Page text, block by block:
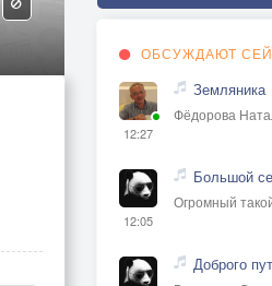
ОБСУЖДАЮТ
12:27
Земляника
Фёдорова
12:05
Большой
Огромный
Доброго